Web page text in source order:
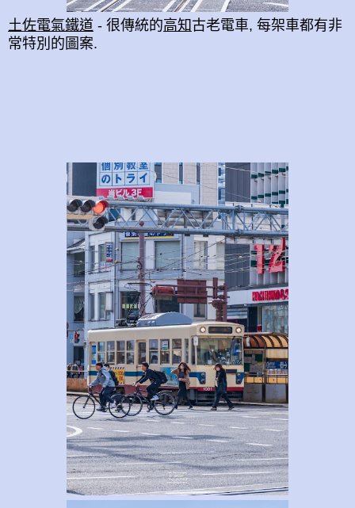
土佐電氣鐵道 - 很傳統的高知 古老電車, 每架車都有非
常特別的圖案.